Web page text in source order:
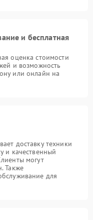
и бесплатная
оценка стоимости
и возможность
или онлайн на
доставку техники
и качественный
могут
Также
для